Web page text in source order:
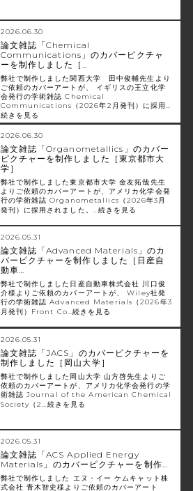
2026.06.30
論文雑誌「Chemical
Communications」のカバーピクチャ
ーを制作しました［…
弊社で制作しました関西大学 田中俊輔先生より
ご依頼のカバーアートが、 イギリスの王立化学
会発行の学術雑誌 Chemical
Communications（2026年2月発刊）に採用…
続きを見る
2026.06.30
論文雑誌「Organometallics」のカバー
ピクチャーを制作しました［東京都市大
学］
弊社で制作しました東京都市大学 金友拓哉先生
よりご依頼のカバーアートが、アメリカ化学会発
行の学術雑誌 Organometallics（2026年3月
発刊）に採用されました。…続きを見る
2026.05.31
論文雑誌「Advanced Materials」のカ
バーピクチャーを制作しました［日産自
動車…
弊社で制作しました日産自動車株式会社 川口俊
介様よりご依頼のカバーアートが、 Wiley社発
行の学術雑誌 Advanced Materials（2026年3
月発刊）Front Co…続きを見る
2026.05.31
論文雑誌「JACS」のカバーピクチャーを
制作しました［岡山大学］
弊社で制作しました岡山大学 山方啓先生よりご
依頼のカバーアートが、アメリカ化学会発行の学
術雑誌 Journal of the American Chemical
Society（2…続きを見る
2026.05.31
論文雑誌「ACS Applied Energy
Materials」のカバーピクチャーを制作…
弊社で制作しました エヌ・イー ケムキャット株
式会社 青木智史様よりご依頼のカバーアート